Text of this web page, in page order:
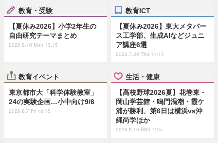
教育・受験
【夏休み2026】小学2年生の
自由研究テーマまとめ
2026.8.10 Mon 13:15
教育ICT
【夏休み2026】東大メタバー
ス工学部、生成AIなどジュニ
ア講座6選
2026.7.30 Thu 11:15
教育イベント
東京都市大「科学体験教室」
24の実験企画…小中向け9/6
2026.8.7 Fri 18:15
生活・健康
【高校野球2026夏】花巻東・
岡山学芸館・鳴門渦潮・霞ケ
浦が勝利、第6日は横浜vs沖
縄尚学ほか
2026.8.10 Mon 7:15